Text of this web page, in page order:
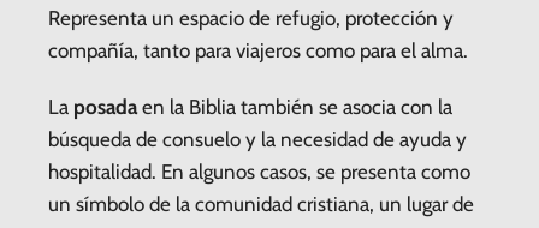
Representa un espacio de refugio, protección y
compañía, tanto para viajeros como para el alma.
La posadaen la Biblia también se asocia con la
búsqueda de consuelo y la necesidad de ayuda y
hospitalidad. En algunos casos, se presenta como
un símbolo de la comunidad cristiana, un lugar de